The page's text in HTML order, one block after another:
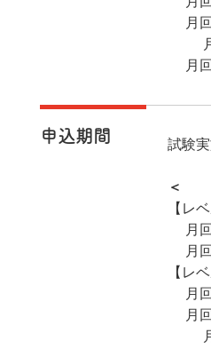
8月
11
2月
申込期間 試験
＜
【レ
8月
2月
【レ
5月
8月
11